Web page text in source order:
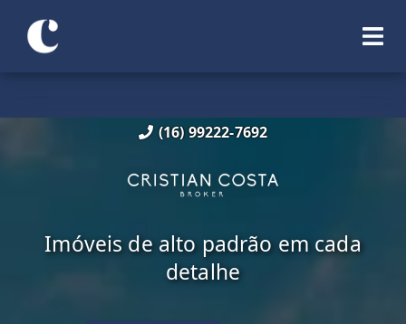
(16) 99222-7692
Imóveis de alto padrão em cada
detalhe